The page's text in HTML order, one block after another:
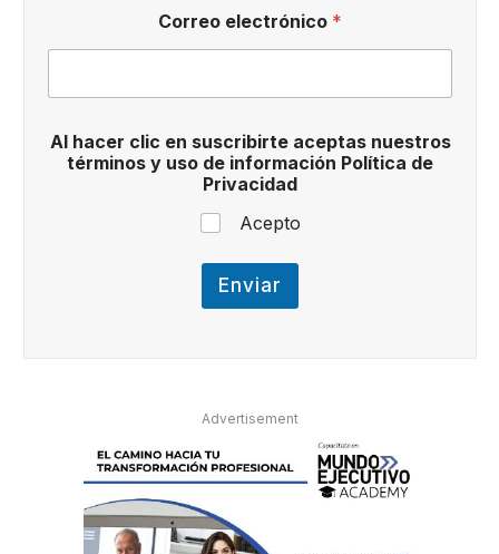
P
o
i
c
a
C
o
r
r
e
Correo electrónico *
Al hacer clic en suscribirte aceptas nuestros
términos y uso de información Política de
Privacidad
Acepto
Enviar
Advertisement